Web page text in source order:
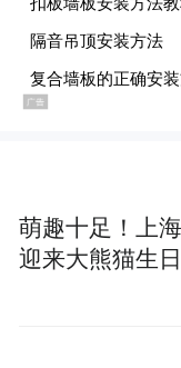
作为2026年中
“石马”总报名人
萌趣十足！上
迎来大熊猫生日